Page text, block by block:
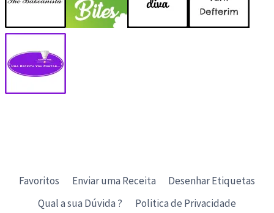
Favoritos Enviar uma Receita
Desenhar Etiquetas
Qual a sua Dúvida ?
Politica de Privacidade